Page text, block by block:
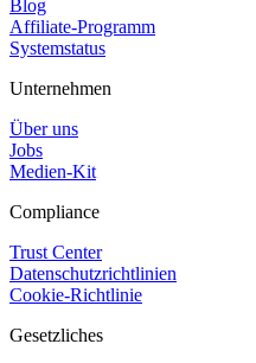
Blog
Affiliate-Programm
Systemstatus
Unternehmen
Über uns
Jobs
Medien-Kit
Compliance
Trust Center
Datenschutzrichtlinien
Cookie-Richtlinie
Gesetzliches